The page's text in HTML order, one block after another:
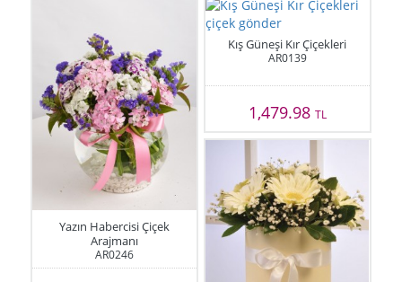
Yazın Habercisi Çiçek
Arajmanı
AR0246
Kış Güneşi Kır Çiçekleri
AR0139
1,479.98 TL